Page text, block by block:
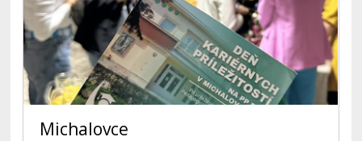
Michalovce